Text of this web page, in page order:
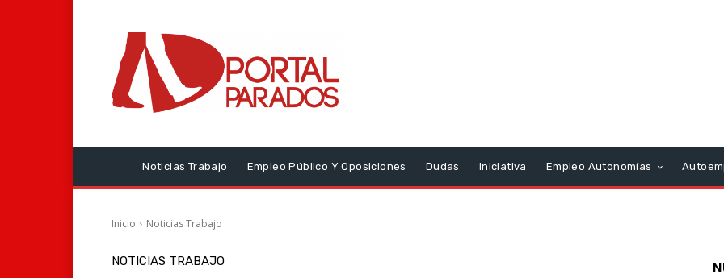
Noticias Trabajo Empleo Público Y Oposiciones Dudas Iniciativa Empleo Autonomías
Inicio Noticias Trabajo
NOTICIAS TRABAJO